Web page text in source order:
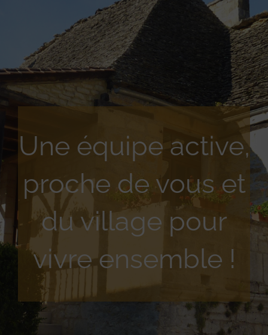
Une équipe active,
proche de vous et
du village pour
vivre ensemble !